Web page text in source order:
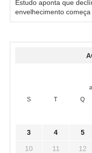
Estudo aponta que
envelhecimento
S T Q
3 4 5
10 11 12